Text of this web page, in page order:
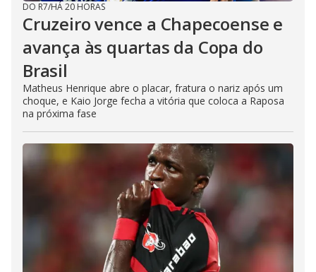
DO R7/HÁ 20 HORAS
Cruzeiro vence a Chapecoense e
avança às quartas da Copa do
Brasil
Matheus Henrique abre o placar, fratura o nariz após um
choque, e Kaio Jorge fecha a vitória que coloca a Raposa
na próxima fase